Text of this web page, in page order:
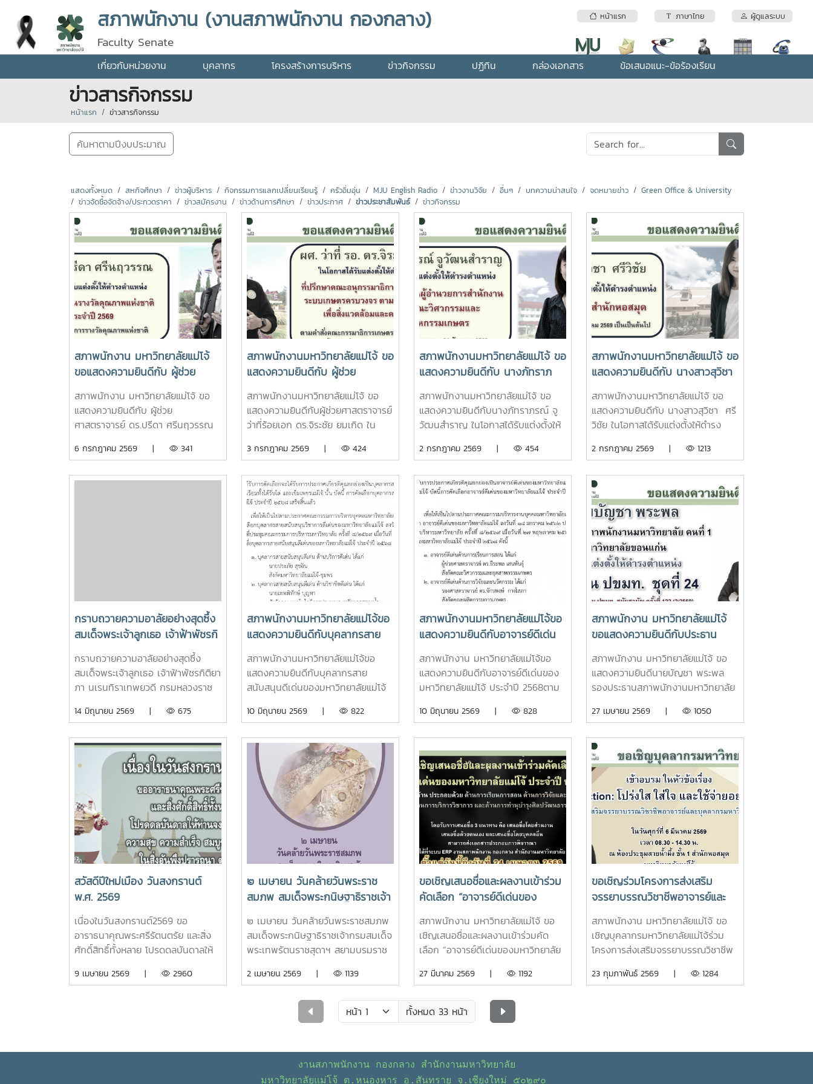
หน้าแรก ภาษาไทย ผู้ดูแลระบบ
สภาพนักงาน (งานสภาพนักงาน กองกลาง)
Faculty Senate
เกี่ยวกับหน่วยงาน บุคลากร โครงสร้างการบริหาร ข่าวกิจกรรม ปฏิทิน กล่องเอกสาร ข้อเสนอแนะ-ข้อร้องเรียน
ข่าวสารกิจกรรม
หน้าแรก ข่าวสารกิจกรรม
ค้นหาตามปีงบประมาณ
แสดงทั้งหมด สหกิจศึกษา ข่าวผู้บริหาร กิจกรรมการแลกเปลี่ยนเรียนรู้ ครัวอิ่มอุ่น MJU English Radio ข่าวงานวิจัย อื่นๆ บทความน่าสนใจ จดหมายข่าว
Green Office & University
ข่าวจัดซื้อจัดจ้าง/ประกวดราคา
ข่าวสมัครงาน ข่าวด้านการศึกษา ข่าวประกาศ ข่าวประชาสัมพันธ์ ข่าวกิจกรรม
สภาพนักงาน มหาวิทยาลัยแม่โจ้
ขอแสดงความยินดีกับ ผู้ช่วย
ศาสตราจารย์ ดร.ปรีดา ศรีนฤ
วรรณ ในโอกาสได้รับแต่งตั้งให้
ดำรงตำแหน่ง ผู้ตรวจประเมิน
รางวัลคุณภาพแห่งชาติ ประจำปี
2569
สภาพนักงาน มหาวิทยาลัยแม่โจ้ ขอ
แสดงความยินดีกับ ผู้ช่วย
ศาสตราจารย์ ดร.ปรีดา ศรีนฤวรรณ
ให้ดำรงตำแหน่ง ผู้ตรวจประเมินรางวัล
คณะกรรมการรางวัลคุณภาพแห่งชาติ
6 กรกฎาคม 2569 | 341
สภาพนักงานมหาวิทยาลัยแม่โจ้ ขอ
แสดงความยินดีกับ ผู้ช่วย
ศาสตราจารย์ ว่าที่ร้อยเอก ดร.จิระ
ชัย ยมเกิด
สภาพนักงานมหาวิทยาลัยแม่โจ้ ขอ
แสดงความยินดีกับผู้ช่วยศาสตราจารย์
ว่าที่ร้อยเอก ดร.จิระชัย ยมเกิด ใน
ปรึกษาคณะอนุกรรมาธิการศึกษาเครือ
มาตรฐานสากล เพื่อสิ่งแวดล้อมและ
ความยั่งยืนตั้งแต่วันที่ 25 มิถุนายน
2569 เป็นต้นไปตามคำสั่งคณะ
กรรมาธิการเกษตรและสหกรณ์
วุฒิสภาที่ 23/2569 ลงวันที่ 29
มิถุนายน 2569
3 กรกฎาคม 2569 | 424
สภาพนักงานมหาวิทยาลัยแม่โจ้ ขอ
แสดงความยินดีกับ นางภัทราภ
รณ์ จูวัฒนสำราญ ในโอกาสได้รับ
แต่งตั้งให้ดำรงตำแหน่ง ผู้รักษา
การแทนผู้อำนวยการสำนักงาน
อุตสาหกรรมเกษตร
สภาพนักงานมหาวิทยาลัยแม่โจ้ ขอ
แสดงความยินดีกับนางภัทราภรณ์ จู
วัฒนสำราญ ในโอกาสได้รับแต่งตั้งให้
การสำนักงานคณบดีคณะวิศวกรรม
กรกฎาคม 2569 เป็นเป็นต้นไป
2 กรกฎาคม 2569 | 454
สภาพนักงานมหาวิทยาลัยแม่โจ้ ขอ
แสดงความยินดีกับ นางสาวสุวิชา
ศรีวิชัย ในโอกาสได้รับแต่งตั้งให้
ดำรงตำแหน่ง ผู้อำนวยการสำนัก
หอสมุด
สภาพนักงานมหาวิทยาลัยแม่โจ้ ขอ
แสดงความยินดีกับ นางสาวสุวิชา ศรี
วิชัย ในโอกาสได้รับแต่งตั้งให้ดำรง
สมุด ตั้งแต่วันที่ 12 กรกฎาคม 2569
2 กรกฎาคม 2569 | 1213
กราบถวายความอาลัยอย่างสุดซึ้ง
สมเด็จพระเจ้าลูกเธอ เจ้าฟ้าพัชรกิ
ติยาภา นเรนทิราเทพยวดี กรม
หลวงราชสาริณีสิริพัชร มหาวัชร
ราชธิดา
กราบถวายความอาลัยอย่างสุดซึ้ง
สมเด็จพระเจ้าลูกเธอ เจ้าฟ้าพัชรกิติยา
ภา นเรนทิราเทพยวดี กรมหลวงราช
พระพุทธเจ้า คณะกรรมการสภาพ
14 มิถุนายน 2569 | 675
สภาพนักงานมหาวิทยาลัยแม่โจ้ขอ
แสดงความยินดีกับบุคลากรสาย
สนับสนุนดีเด่นของมหาวิทยาลัยแม่
โจ้ ประจำปี 2568
สภาพนักงานมหาวิทยาลัยแม่โจ้ขอ
แสดงความยินดีกับบุคลากรสาย
สนับสนุนดีเด่นของมหาวิทยาลัยแม่โจ้
มหาวิทยาลัยแม่โจ้ เรื่อง รายชื่อ
มหาวิทยาลัยแม่โจ้ ประจำปี 2568 ลง
วันที่ 5 มิถุนายน 2569
ดังนี้1. บุคลากรสายสนับสนุนดี
เด่น ด้านบริการดีเด่น ได้แก่นายประภัย
สุขอินสังกัดมหาวิทยาลัยแม่โจ้-
ชุมพร2. บุคลากรสายสนับสนุนดี
เด่น ด้านวิชาชีพดีเด่น ได้แก่ดร.เทพ
พิทักษ์ บุญทาสังกัดคณะเทคโนโลยี
การประมงและทรัพยากรทาง
น้ำ3. บุคลากรสายสนับสนุนดีเด่น ด้าน
นวัตกรรมดีเด่น ได้แก่ดร.นรินทร์ ท้าว
แก่นจันทร์สังกัดคณะผลิตกรรม
การเกษตร
10 มิถุนายน 2569 | 822
สภาพนักงานมหาวิทยาลัยแม่โจ้ขอ
แสดงความยินดีกับอาจารย์ดีเด่น
ของมหาวิทยาลัยแม่โจ้ ประจำปี
2568
สภาพนักงาน มหาวิทยาลัยแม่โจ้ขอ
แสดงความยินดีกับอาจารย์ดีเด่นของ
มหาวิทยาลัยแม่โจ้ ประจำปี 2568ตาม
ชื่ออาจารย์ดีเด่นของมหาวิทยาลัยแม่โจ้
เรียนการสอน ได้แก่ผู้ช่วย
ศาสตราจารย์ ดร.ธีระพล เสนพันธุ์
สังกัดคณะวิศวกรรมและอุตสาหกรรม
เกษตร2. อาจารย์ดีเด่นด้านการวิจัย
และนวัตกรรม ได้แก่รองศาสตราจารย์
ดร.จักรพงษ์ กางโสภาสังกัดคณะ
ผลิตกรรมการเกษตร3. อาจารย์ดีเด่น
ด้านบริการวิชาการ ได้แก่อาจารย์
ดร.แสงเดือน อินชนบทสังกัดคณะ
ผลิตกรรมการเกษตร
10 มิถุนายน 2569 | 828
สภาพนักงาน มหาวิทยาลัยแม่โจ้
ขอแสดงความยินดีกับประธาน
ปขมท. คนที่ 24
สภาพนักงาน มหาวิทยาลัยแม่โจ้ ขอ
แสดงความยินดีนายบัญชา พระพล
รองประธานสภาพนักงานมหาวิทยาลัย
ตำแหน่งประธานที่ประชุมสภา
มหาวิทยาลัยแห่งประเทศไทย (ปขมท.)
ชุดที่ 24ตั้งแต่วันที่ 2 สิงหาคม 2569
- 1 สิงหาคม 2571ในคราวประชุม
ปขมท. สมัยสามัญ ครั้งที่ 122
(2/2569) เมื่อวันที่ 25 เมษายน พ.ศ.
2569 ณ ราชวิทยาลัยจุฬาภรณ์
กรุงเทพมหานคร
27 เมษายน 2569 | 1050
สวัสดีปีใหม่เมือง วันสงกรานต์
พ.ศ. 2569
เนื่องในวันสงกรานต์2569 ขอ
อาราธนาคุณพระศรีรัตนตรัย และสิ่ง
ศักดิ์สิทธิ์ทั้งหลาย โปรดดลบันดาลให้
สมบูรณ์ พูลลาภ ในสิ่งอันพึง
9 เมษายน 2569 | 2960
๒ เมษายน วันคล้ายวันพระราช
สมภพ สมเด็จพระกนิษฐาธิราชเจ้า
กรมสมเด็จพระเทพรัตนราชสุดาฯ
สยามบรมราชกุมารี
๒ เมษายน วันคล้ายวันพระราชสมภพ
สมเด็จพระกนิษฐาธิราชเจ้ากรมสมเด็จ
พระเทพรัตนราชสุดาฯ สยามบรมราช
เกล้าด้วยกระหม่อม ข้าพระพุทธเจ้า
2 เมษายน 2569 | 1139
ขอเชิญเสนอชื่อและผลงานเข้าร่วม
คัดเลือก “อาจารย์ดีเด่นของ
มหาวิทยาลัยแม่โจ้ ประจำปี พ.ศ.
2568”
สภาพนักงาน มหาวิทยาลัยแม่โจ้ ขอ
เชิญเสนอชื่อและผลงานเข้าร่วมคัด
เลือก “อาจารย์ดีเด่นของมหาวิทยาลัย
ด้าน ประกอบด้วย ด้านการเรียนการ
การบริการวิชาการ และด้านการทำนุ
บำรุงศิลปวัฒนธรรม โดยรับการเสนอ
งาน เสนอชื่อด้วยตนเอง และเสนอชื่อ
โดยบุคคลอื่น สามารถส่งเอกสาร
ประกอบการพิจารณา ได้ที่ระบบ ERP
27 มีนาคม 2569 | 1192
ขอเชิญร่วมโครงการส่งเสริม
จรรยาบรรณวิชาชีพอาจารย์และ
บุคลากรมหาวิทยาลัย ประจำปี
2569
สภาพนักงาน มหาวิทยาลัยแม่โจ้ ขอ
เชิญบุคลากรมหาวิทยาลัยแม่โจ้ร่วม
โครงการส่งเสริมจรรยาบรรณวิชาชีพ
ประจำปี 2569 เข้าอบรม ในหัวข้อเรื่อง
08.30 - 14.30 น. ณ ห้องประชุม
23 กุมภาพันธ์ 2569 | 1284
ทั้งหมด 33 หน้า
งานสภาพนักงาน กองกลาง สำนักงานมหาวิทยาลัย
มหาวิทยาลัยแม่โจ้ ต.หนองหาร อ.สันทราย จ.เชียงใหม่ ๕๐๒๙๐